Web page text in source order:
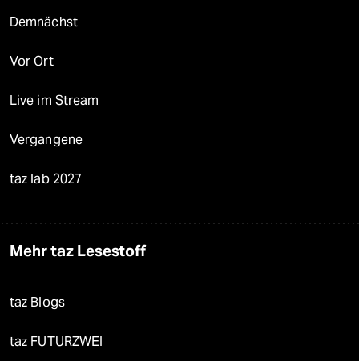
Demnächst
Vor Ort
Live im Stream
Vergangene
taz lab 2027
Mehr taz Lesestoff
taz Blogs
taz FUTURZWEI